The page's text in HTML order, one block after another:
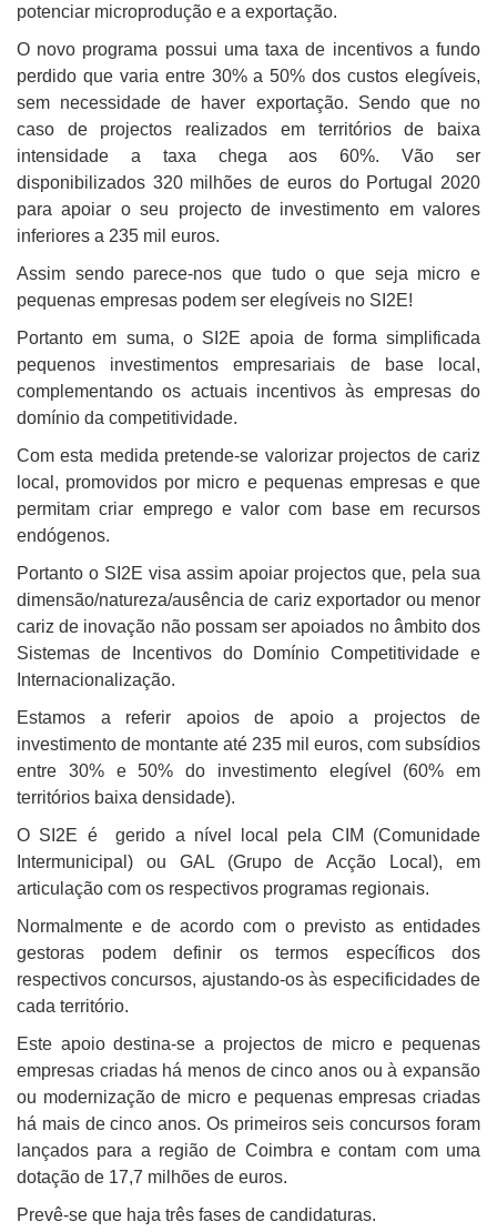
potenciar microprodução e a exportação.
O novo programa possui uma taxa de incentivos a fundo
perdido que varia entre 30% a 50% dos custos elegíveis,
sem necessidade de haver exportação. Sendo que no
caso de projectos realizados em territórios de baixa
intensidade a taxa chega aos 60%. Vão ser
disponibilizados 320 milhões de euros do Portugal 2020
para apoiar o seu projecto de investimento em valores
inferiores a 235 mil euros.
Assim sendo parece-nos que tudo o que seja micro e
pequenas empresas podem ser elegíveis no SI2E!
Portanto em suma, o SI2E apoia de forma simplificada
pequenos investimentos empresariais de base local,
complementando os actuais incentivos às empresas do
domínio da competitividade.
Com esta medida pretende-se valorizar projectos de cariz
local, promovidos por micro e pequenas empresas e que
permitam criar emprego e valor com base em recursos
endógenos.
Portanto o SI2E visa assim apoiar projectos que, pela sua
dimensão/natureza/ausência de cariz exportador ou menor
cariz de inovação não possam ser apoiados no âmbito dos
Sistemas de Incentivos do Domínio Competitividade e
Internacionalização.
Estamos a referir apoios de apoio a projectos de
investimento de montante até 235 mil euros, com subsídios
entre 30% e 50% do investimento elegível (60% em
territórios baixa densidade).
O SI2E é gerido a nível local pela CIM (Comunidade
Intermunicipal) ou GAL (Grupo de Acção Local), em
articulação com os respectivos programas regionais.
Normalmente e de acordo com o previsto as entidades
gestoras podem definir os termos específicos dos
respectivos concursos, ajustando-os às especificidades de
cada território.
Este apoio destina-se a projectos de micro e pequenas
empresas criadas há menos de cinco anos ou à expansão
ou modernização de micro e pequenas empresas criadas
há mais de cinco anos. Os primeiros seis concursos foram
lançados para a região de Coimbra e contam com uma
dotação de 17,7 milhões de euros.
Prevê-se que haja três fases de candidaturas.